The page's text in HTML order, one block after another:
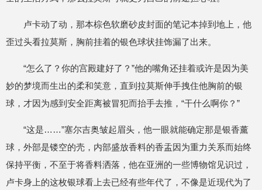
卢卡动了动，那本棕色软磨砂皮封面的笔记本掉到地上，他
歪过头看拉莫斯，胸前挂着的银色球状挂饰漏了出来。
“怎么了？你的宫殿建好了？”他的嘴角还挂着或许是因为美
妙的梦境而生出的柔和笑意，直到拉莫斯伸手拽住他胸前的银
球，才因为感到安全距离被冒犯而抬手去推，“干什么啊你？”
“这是……”塞尔吉奥皱起眉头，他一眼就能确定那是银香薰
球，外部是镂空的壳，内部盛放香料的香盂因为重力关系而始终
保持平衡，不至于将香料洒落，他在亚洲的一些博物馆见识过，
卢卡身上的这枚银球看上去已经有些年代了，不像是近现代为了